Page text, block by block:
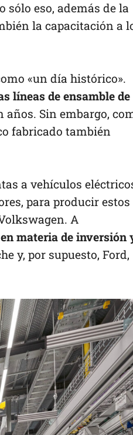
sólo eso, además de la
la capacitación a
«un día histórico».
líneas de ensamble de
años. Sin embargo,
fabricado también
a vehículos
para producir estos
A
materia de inversión
y, por supuesto, Ford,